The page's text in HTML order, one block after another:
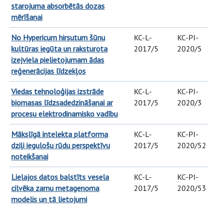
starojuma absorbētās dozas
mērīšanai
No Hypericum hirsutum šūnu
kultūras iegūta un raksturota
izejviela pielietojumam ādas
reģenerācijas līdzekļos
KC-L-
2017/5
KC-PI-
2020/5
Viedas tehnoloģijas izstrāde
biomasas līdzsadedzināšanai ar
procesu elektrodinamisko vadību
KC-L-
2017/5
KC-PI-
2020/3
Mākslīgā intelekta platforma
dziļi iegulošu rūdu perspektīvu
noteikšanai
KC-L-
2017/5
KC-PI-
2020/52
Lielajos datos balstīts vesela
cilvēka zarnu metagenoma
modelis un tā lietojumi
KC-L-
2017/5
KC-PI-
2020/53